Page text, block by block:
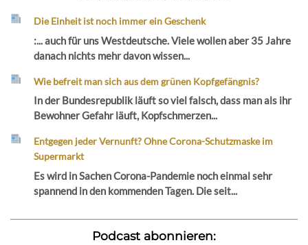
Die Einheit ist noch immer ein Geschenk
:... auch für uns Westdeutsche. Viele wollen aber 35 Jahre
danach nichts mehr davon wissen...
Wie befreit man sich aus dem grünen Kopfgefängnis?
In der Bundesrepublik läuft so viel falsch, dass man als ihr
Bewohner Gefahr läuft, Kopfschmerzen...
Entgegen jeder Vernunft? Ohne Corona-Schutzmaske im
Supermarkt
Es wird in Sachen Corona-Pandemie noch einmal sehr
spannend in den kommenden Tagen. Die seit...
Podcast abonnieren: